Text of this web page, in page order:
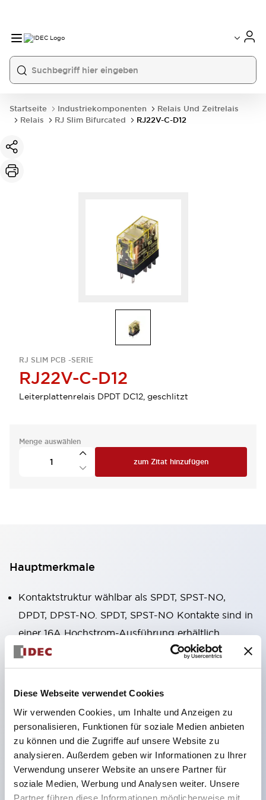
Diese Webseite verwendet Cookies
Wir verwenden Cookies, um Inhalte und Anzeigen zu
personalisieren, Funktionen für soziale Medien anbieten
zu können und die Zugriffe auf unsere Website zu
analysieren. Außerdem geben wir Informationen zu Ihrer
Verwendung unserer Website an unsere Partner für
soziale Medien, Werbung und Analysen weiter. Unsere
Partner führen diese Informationen möglicherweise mit
Startseite Industriekomponenten
Relais Und Zeitrelais
Relais
RJ Slim Bifurcated RJ22V-C-D12
RJ SLIM PCB -SERIE
RJ22V-C-D12
Leiterplattenrelais DPDT DC12, geschlitzt
Menge auswählen
zum Zitat hinzufügen
Hauptmerkmale
Kontaktstruktur wählbar als SPDT, SPST-NO,
DPDT, DPST-NO. SPDT, SPST-NO Kontakte sind in
einer 16A Hochstrom-Ausführung erhältlich.
Gehäusebreite nur 12,7 mm, kompakte Form,
hoher zulässiger Kontaktstrom. RJ1V (einpolig):
hervorragende Dauerhaltbarkeit. Elek-trische
Dauerhaltbarkeit: über 200.000 Schaltzyklen (AC-
Last) Mechanische Dauerhaltbarkeit: über 30
Millionen Schaltzyklen (AC-Spule, SPDT-Kontakt)
Lötversiegelte Struktur